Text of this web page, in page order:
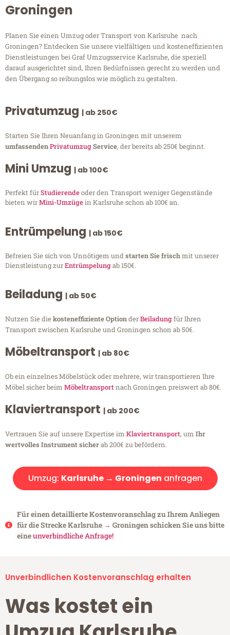
Groningen
Planen Sie einen Umzug oder Transport von Karlsruhe nach
Groningen? Entdecken Sie unsere vielfältigen und kosteneffizienten
Dienstleistungen bei Graf Umzugsservice Karlsruhe, die speziell
darauf ausgerichtet sind, Ihren Bedürfnissen gerecht zu werden und
den Übergang so reibungslos wie möglich zu gestalten.
Privatumzug | ab 250€
Starten Sie Ihren Neuanfang in Groningen mit unserem
umfassendenPrivatumzugService, der bereits ab 250€ beginnt.
Mini Umzug | ab 100€
Perfekt fürStudierendeoder den Transport weniger Gegenstände
bieten wirMini-Umzügein Karlsruhe schon ab 100€ an.
Entrümpelung | ab 150€
Befreien Sie sich von Unnötigem undstarten Sie frischmit unserer
Dienstleistung zurEntrümpelungab 150€.
Beiladung | ab 50€
Nutzen Sie diekosteneffiziente OptionderBeiladungfür Ihren
Transport zwischen Karlsruhe und Groningen schon ab 50€.
Möbeltransport | ab 80€
Ob ein einzelnes Möbelstück oder mehrere, wir transportieren Ihre
Möbel sicher beim Möbeltransportnach Groningen preiswert ab 80€.
Klaviertransport | ab 200€
Vertrauen Sie auf unsere Expertise im Klaviertransport, um Ihr
wertvolles Instrument sicherab 200€ zu befördern.
Umzug: Karlsruhe → Groningen anfragen
Für einen detaillierte Kostenvoranschlag zu Ihrem Anliegen
für die Strecke Karlsruhe → Groningen schicken Sie uns bitte
eineunverbindliche Anfrage!
Unverbindlichen Kostenvoranschlag erhalten
Was kostet ein